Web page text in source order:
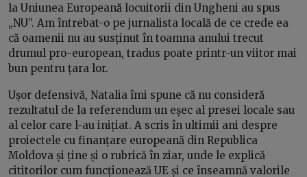
la Uniunea Europeană locuitorii din Ungheni au spus
„NU”. Am întrebat-o pe jurnalista locală de ce crede ea
că oamenii nu au susținut în toamna anului trecut
drumul pro-european, tradus poate printr-un viitor mai
bun pentru țara lor.
Ușor defensivă, Natalia îmi spune că nu consideră
rezultatul de la referendum un eșec al presei locale sau
al celor care l-au inițiat. A scris în ultimii ani despre
proiectele cu finanțare europeană din Republica
Moldova și ține și o rubrică în ziar, unde le explică
cititorilor cum funcționează UE și ce înseamnă valorile